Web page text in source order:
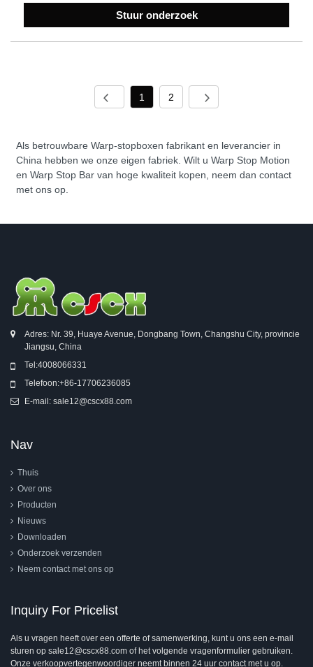
Stuur onderzoek
1 2
Als betrouwbare Warp-stopboxen fabrikant en leverancier in
China hebben we onze eigen fabriek. Wilt u Warp Stop Motion
en Warp Stop Bar van hoge kwaliteit kopen, neem dan contact
met ons op.
Adres: Nr. 39, Huaye Avenue, Dongbang Town, Changshu City, provincie
Jiangsu, China
Tel:4008066331
Telefoon:+86-17706236085
E-mail: sale12@cscx88.com
Nav
Thuis
Over ons
Producten
Nieuws
Downloaden
Onderzoek verzenden
Neem contact met ons op
Inquiry For Pricelist
Als u vragen heeft over een offerte of samenwerking, kunt u ons een e-mail
sturen op sale12@cscx88.com of het volgende vragenformulier gebruiken.
Onze verkoopvertegenwoordiger neemt binnen 24 uur contact met u op.